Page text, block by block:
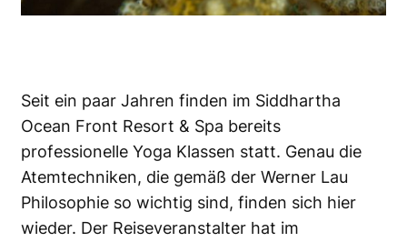
Seit ein paar Jahren finden im Siddhartha
Ocean Front Resort & Spa bereits
professionelle Yoga Klassen statt. Genau die
Atemtechniken, die gemäß der Werner Lau
Philosophie so wichtig sind, finden sich hier
wieder. Der Reiseveranstalter hat im